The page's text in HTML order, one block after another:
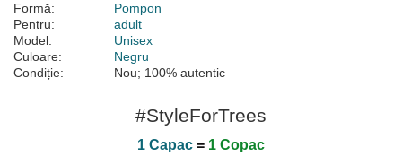
Formă:
Pompon
Pentru:
adult
Model:
Unisex
Culoare:
Negru
Condiție:
Nou; 100% autentic
#StyleForTrees
1 Capac = 1 Copac